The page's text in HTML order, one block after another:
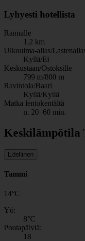
Lyhyesti hotellista
Rannalle
1.2 km
Ulkouima-allas/
Kyllä/Ei
Keskustaan/Ostoksille
799 m/800 m
Ravintola/Baari
Kyllä/Kyllä
Matka lentokentältä
n. 20–60 min.
Keskilämpötila
Edellinen
Tammi
14°C
Yö:
8°C
Poutapäiviä:
18